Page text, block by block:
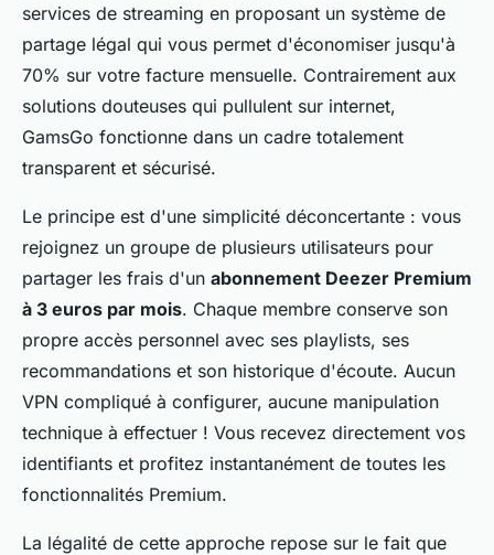
services de streaming en proposant un système de
partage légal qui vous permet d'économiser jusqu'à
70% sur votre facture mensuelle. Contrairement aux
solutions douteuses qui pullulent sur internet,
GamsGo fonctionne dans un cadre totalement
transparent et sécurisé.
Le principe est d'une simplicité déconcertante : vous
rejoignez un groupe de plusieurs utilisateurs pour
partager les frais d'un abonnement Deezer Premium
à 3 euros par mois. Chaque membre conserve son
propre accès personnel avec ses playlists, ses
recommandations et son historique d'écoute. Aucun
VPN compliqué à configurer, aucune manipulation
technique à effectuer ! Vous recevez directement vos
identifiants et profitez instantanément de toutes les
fonctionnalités Premium.
La légalité de cette approche repose sur le fait que